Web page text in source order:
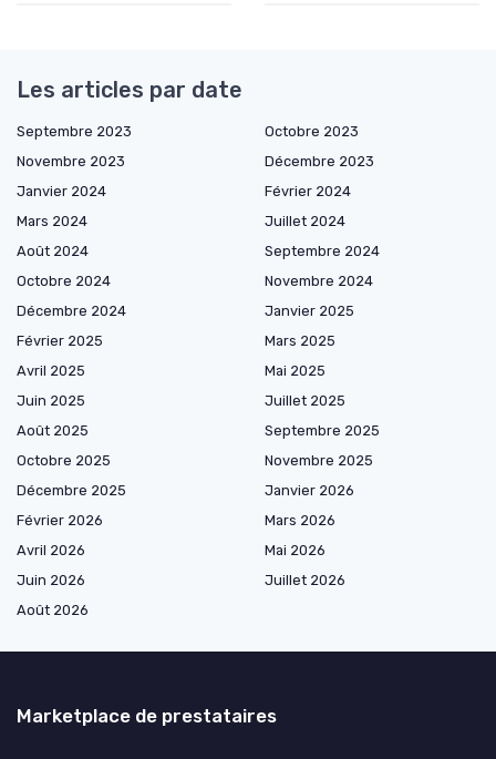
Les articles par date
Septembre 2023
Octobre 2023
Novembre 2023
Décembre 2023
Janvier 2024
Février 2024
Mars 2024
Juillet 2024
Août 2024
Septembre 2024
Octobre 2024
Novembre 2024
Décembre 2024
Janvier 2025
Février 2025
Mars 2025
Avril 2025
Mai 2025
Juin 2025
Juillet 2025
Août 2025
Septembre 2025
Octobre 2025
Novembre 2025
Décembre 2025
Janvier 2026
Février 2026
Mars 2026
Avril 2026
Mai 2026
Juin 2026
Juillet 2026
Août 2026
Marketplace de prestataires